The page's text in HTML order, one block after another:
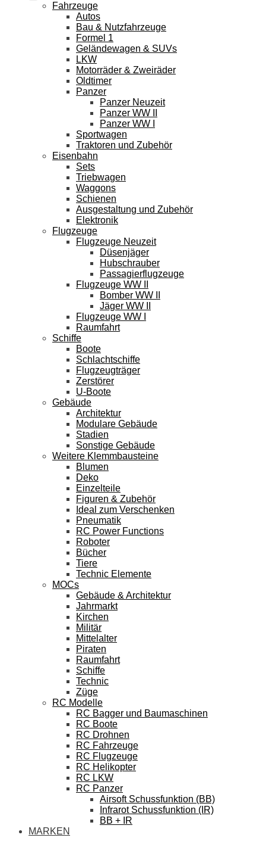
Fahrzeuge
Autos
Bau & Nutzfahrzeuge
Formel 1
Geländewagen & SUVs
LKW
Motorräder & Zweiräder
Oldtimer
Panzer
Panzer Neuzeit
Panzer WW II
Panzer WW I
Sportwagen
Traktoren und Zubehör
Eisenbahn
Sets
Triebwagen
Waggons
Schienen
Ausgestaltung und Zubehör
Elektronik
Flugzeuge
Flugzeuge Neuzeit
Düsenjäger
Hubschrauber
Passagierflugzeuge
Flugzeuge WW II
Bomber WW II
Jäger WW II
Flugzeuge WW I
Raumfahrt
Schiffe
Boote
Schlachtschiffe
Flugzeugträger
Zerstörer
U-Boote
Gebäude
Architektur
Modulare Gebäude
Stadien
Sonstige Gebäude
Weitere Klemmbausteine
Blumen
Deko
Einzelteile
Figuren & Zubehör
Ideal zum Verschenken
Pneumatik
RC Power Functions
Roboter
Bücher
Tiere
Technic Elemente
MOCs
Gebäude & Architektur
Jahrmarkt
Kirchen
Militär
Mittelalter
Piraten
Raumfahrt
Schiffe
Technic
Züge
RC Modelle
RC Bagger und Baumaschinen
RC Boote
RC Drohnen
RC Fahrzeuge
RC Flugzeuge
RC Helikopter
RC LKW
RC Panzer
Airsoft Schussfunktion (BB)
Infrarot Schussfunktion (IR)
BB + IR
MARKEN